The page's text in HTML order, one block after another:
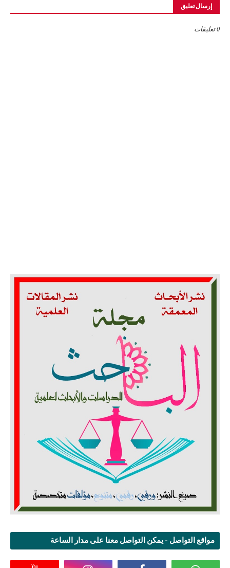
إرسال تعليق
0 تعليقات
مواقع التواصل - يمكن التواصل معنا على مدار الساعة